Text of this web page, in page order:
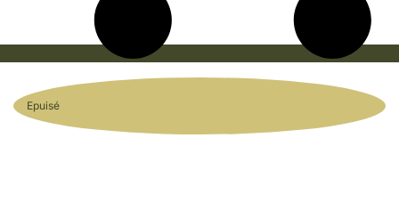
Epuisé